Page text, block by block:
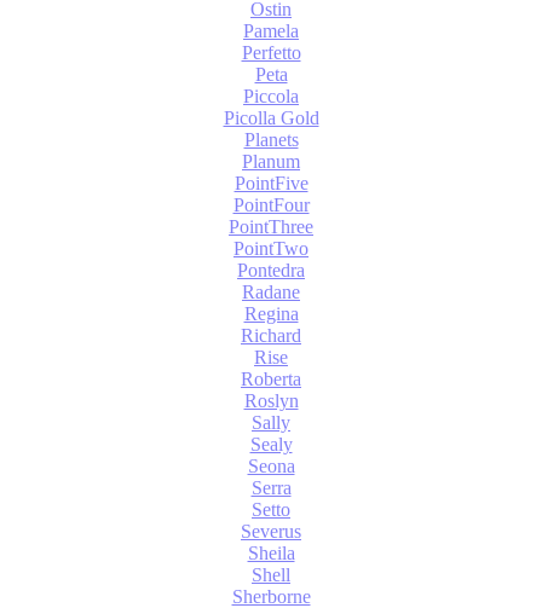
Ostin
Pamela
Perfetto
Peta
Piccola
Picolla Gold
Planets
Planum
PointFive
PointFour
PointThree
PointTwo
Pontedra
Radane
Regina
Richard
Rise
Roberta
Roslyn
Sally
Sealy
Seona
Serra
Setto
Severus
Sheila
Shell
Sherborne